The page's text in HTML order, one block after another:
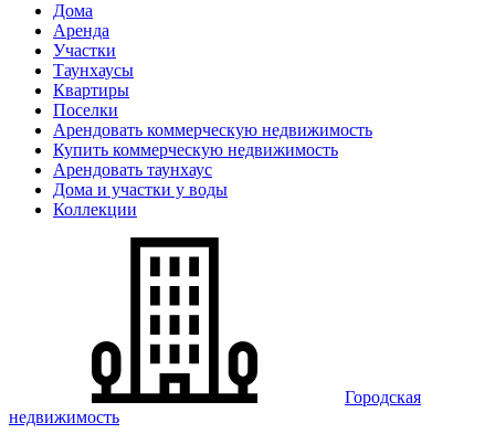
Дома
Аренда
Участки
Таунхаусы
Квартиры
Поселки
Арендовать коммерческую недвижимость
Купить коммерческую недвижимость
Арендовать таунхаус
Дома и участки у воды
Коллекции
Городская
недвижимость